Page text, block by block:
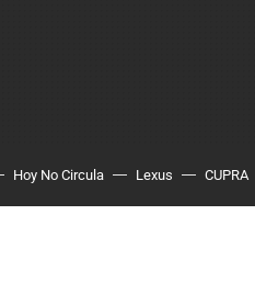
Hoy No Circula Lexus CUPRA